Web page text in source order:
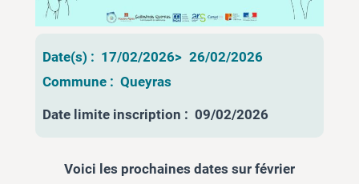
Date(s) : 17/02/2026> 26/02/2026
Commune : Queyras
Date limite inscription : 09/02/2026
Voici les prochaines dates sur février